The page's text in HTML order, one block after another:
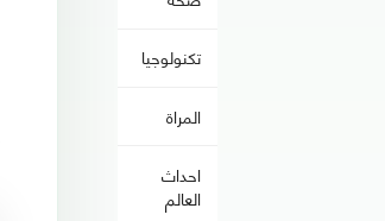
تكنولوجيا
المراة
احداث
العالم